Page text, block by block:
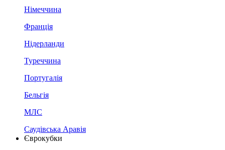
Німеччина
Франція
Нідерланди
Туреччина
Португалія
Бельгія
МЛС
Саудівська Аравія
Єврокубки